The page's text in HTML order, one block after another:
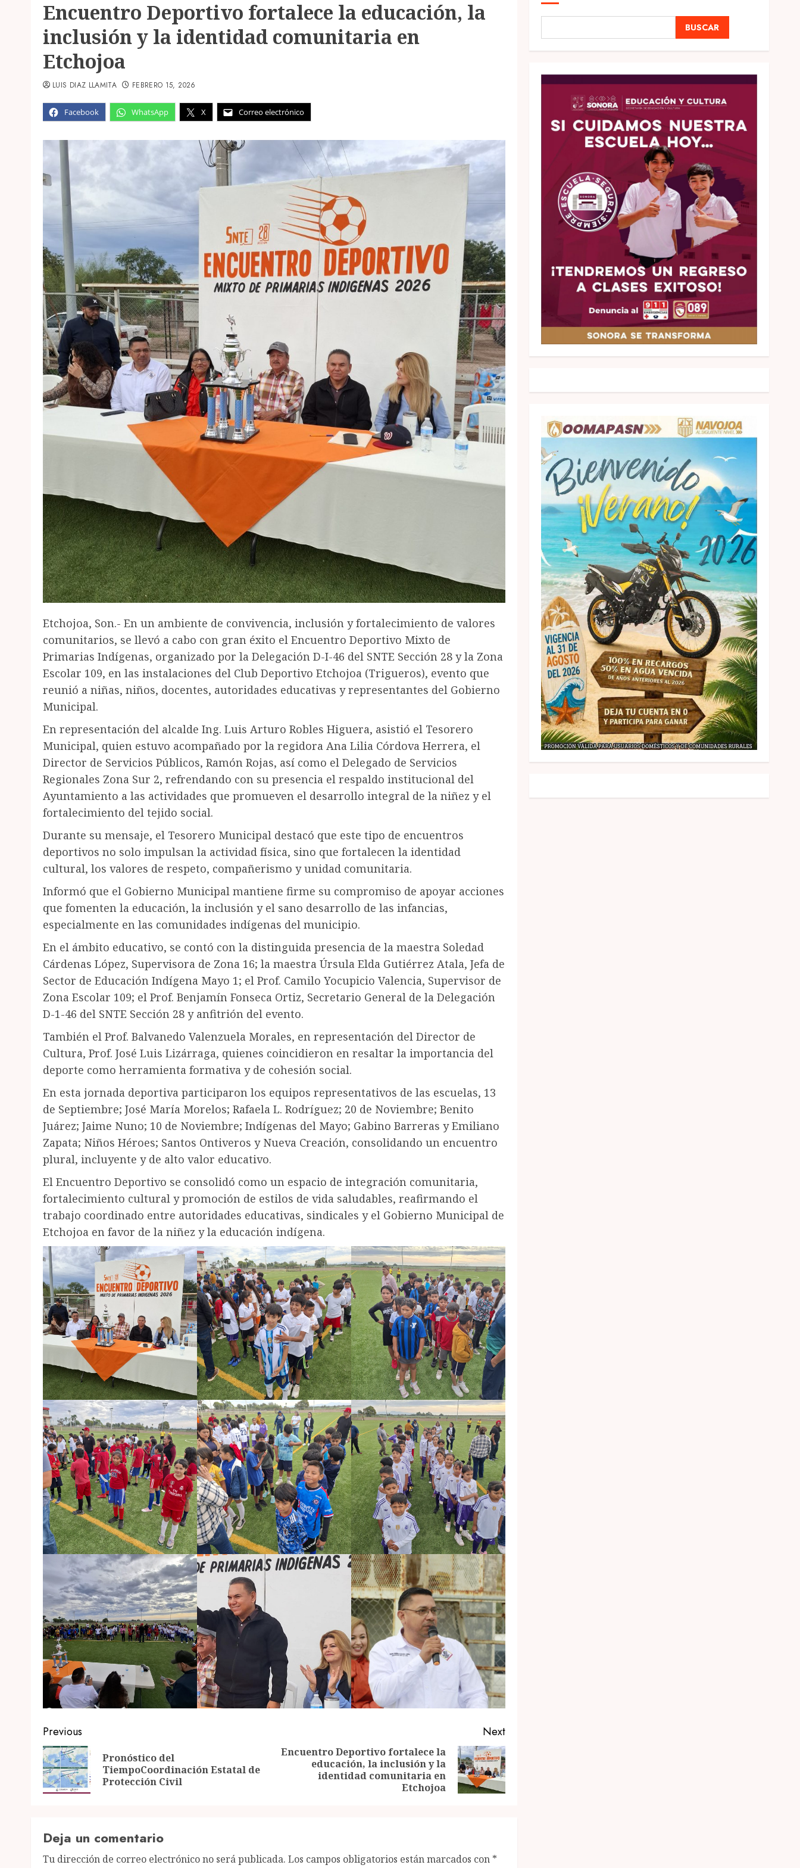
Encuentro Deportivo fortalece la educación, la
inclusión y la identidad comunitaria en
Etchojoa
Facebook WhatsApp X Correo electrónico
LUIS DIAZ LLAMITA FEBRERO 15, 2026
Etchojoa, Son.- En un ambiente de convivencia, inclusión y fortalecimiento de valores
comunitarios, se llevó a cabo con gran éxito el Encuentro Deportivo Mixto de
Primarias Indígenas, organizado por la Delegación D-I-46 del SNTE Sección 28 y la Zona
Escolar 109, en las instalaciones del Club Deportivo Etchojoa (Trigueros), evento que
reunió a niñas, niños, docentes, autoridades educativas y representantes del Gobierno
Municipal.
En representación del alcalde Ing. Luis Arturo Robles Higuera, asistió el Tesorero
Municipal, quien estuvo acompañado por la regidora Ana Lilia Córdova Herrera, el
Director de Servicios Públicos, Ramón Rojas, así como el Delegado de Servicios
Regionales Zona Sur 2, refrendando con su presencia el respaldo institucional del
Ayuntamiento a las actividades que promueven el desarrollo integral de la niñez y el
fortalecimiento del tejido social.
Durante su mensaje, el Tesorero Municipal destacó que este tipo de encuentros
deportivos no solo impulsan la actividad física, sino que fortalecen la identidad
cultural, los valores de respeto, compañerismo y unidad comunitaria.
Informó que el Gobierno Municipal mantiene firme su compromiso de apoyar acciones
que fomenten la educación, la inclusión y el sano desarrollo de las infancias,
especialmente en las comunidades indígenas del municipio.
En el ámbito educativo, se contó con la distinguida presencia de la maestra Soledad
Cárdenas López, Supervisora de Zona 16; la maestra Úrsula Elda Gutiérrez Atala, Jefa de
Sector de Educación Indígena Mayo 1; el Prof. Camilo Yocupicio Valencia, Supervisor de
Zona Escolar 109; el Prof. Benjamín Fonseca Ortiz, Secretario General de la Delegación
D-1-46 del SNTE Sección 28 y anfitrión del evento.
También el Prof. Balvanedo Valenzuela Morales, en representación del Director de
Cultura, Prof. José Luis Lizárraga, quienes coincidieron en resaltar la importancia del
deporte como herramienta formativa y de cohesión social.
En esta jornada deportiva participaron los equipos representativos de las escuelas, 13
de Septiembre; José María Morelos; Rafaela L. Rodríguez; 20 de Noviembre; Benito
Juárez; Jaime Nuno; 10 de Noviembre; Indígenas del Mayo; Gabino Barreras y Emiliano
Zapata; Niños Héroes; Santos Ontiveros y Nueva Creación, consolidando un encuentro
plural, incluyente y de alto valor educativo.
El Encuentro Deportivo se consolidó como un espacio de integración comunitaria,
fortalecimiento cultural y promoción de estilos de vida saludables, reafirmando el
trabajo coordinado entre autoridades educativas, sindicales y el Gobierno Municipal de
Etchojoa en favor de la niñez y la educación indígena.
Post
navigation
Previous
Previous
Pronóstico del
TiempoCoordinación Estatal de
Protección Civil
Next
Encuentro Deportivo fortalece la
educación, la inclusión y la
identidad comunitaria en
Etchojoa
Deja un comentario
Tu dirección de correo electrónico no será publicada. Los campos obligatorios están marcados con *
BUSCAR